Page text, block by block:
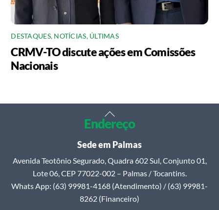
DESTAQUES, NOTÍCIAS, ÚLTIMAS
CRMV-TO discute ações em Comissões
Nacionais
Back
To
Top
Endereço
Sede em Palmas
Avenida Teotônio Segurado, Quadra 602 Sul, Conjunto 01,
Lote 06, CEP 77022-002 – Palmas / Tocantins.
Whats App: (63) 99981-4168 (Atendimento) / (63) 99981-
8262 (Financeiro)